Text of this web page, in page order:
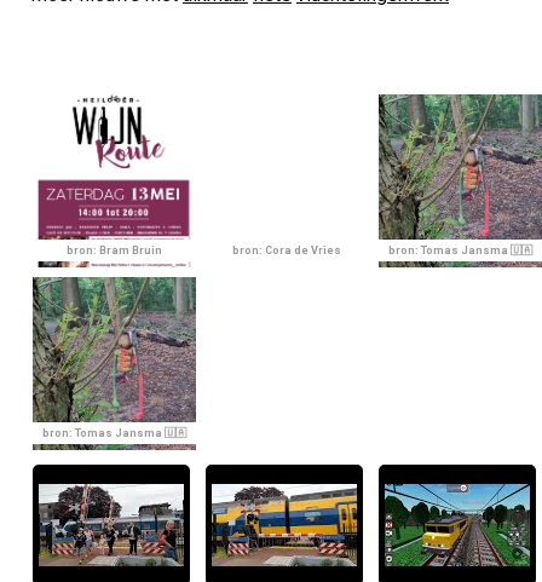
bron: Bram Bruin bron: Cora de Vries bron: Tomas Jansma 🇺🇦
bron: Tomas Jansma 🇺🇦